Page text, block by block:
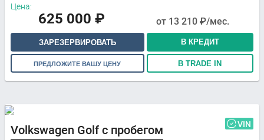
Цена:
625 000 ₽ от 13 210 ₽/мес.
ЗАРЕЗЕРВИРОВАТЬ В КРЕДИТ
ПРЕДЛОЖИТЕ ВАШУ ЦЕНУ В TRADE IN
Volkswagen Golf с пробегом VIN